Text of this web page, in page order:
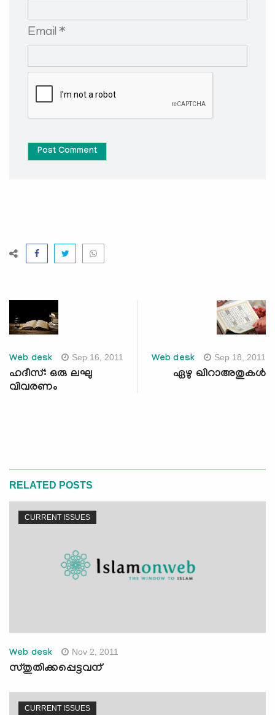
Email *
Post Comment
Web desk Sep 16, 2011
ഹദീസ്: ഒരു ലഘു
വിവരണം
Web desk Sep 18, 2011
ഏഴു ഖിറാഅതുകള്‍
RELATED POSTS
CURRENT ISSUES
Web desk Nov 2, 2011
സ്തുതിക്കപ്പെട്ടവന്
CURRENT ISSUES